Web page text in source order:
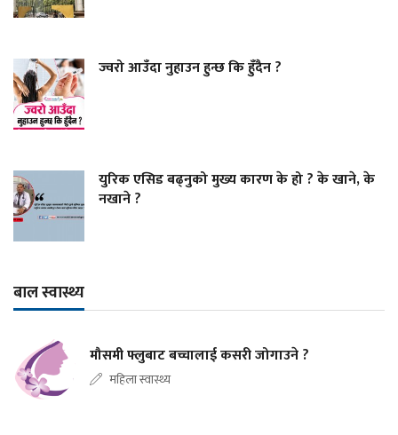
ज्वरो आउँदा नुहाउन हुन्छ कि हुँदैन ?
युरिक एसिड बढ्नुको मुख्य कारण के हो ? के खाने, के
नखाने ?
बाल स्वास्थ्य
मौसमी फ्लुबाट बच्चालाई कसरी जोगाउने ?
महिला स्वास्थ्य